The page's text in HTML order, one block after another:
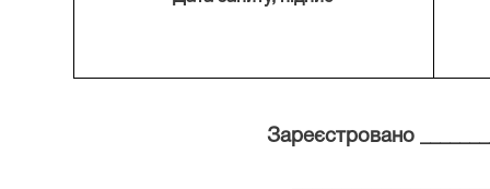
Зареєстровано